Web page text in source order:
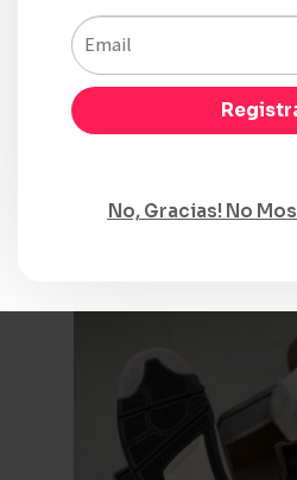
Air Jordan 4
Seleccionar opciones
No, Gracias! No